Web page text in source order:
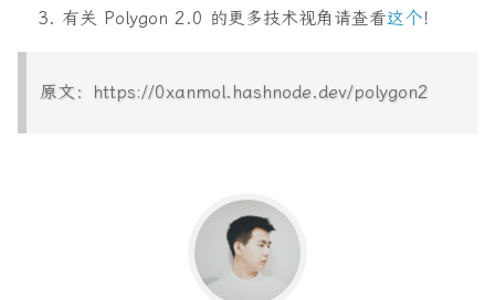
有关 Polygon 2.0 的更多技术视角请查看这个！
原文：https://0xanmol.hashnode.dev/polygon2